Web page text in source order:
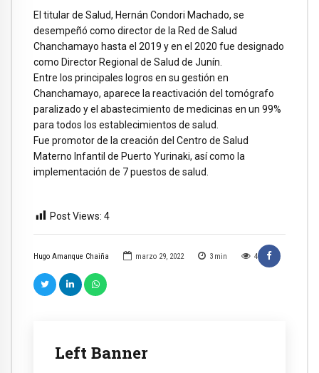
Hugo Amanque Chaiña marzo 29, 2022 3 min 4
Left Banner
El titular de Salud, Hernán Condori Machado, se
desempeñó como director de la Red de Salud
Chanchamayo hasta el 2019 y en el 2020 fue designado
como Director Regional de Salud de Junín.
Entre los principales logros en su gestión en
Chanchamayo, aparece la reactivación del tomógrafo
paralizado y el abastecimiento de medicinas en un 99%
para todos los establecimientos de salud.
Fue promotor de la creación del Centro de Salud
Materno Infantil de Puerto Yurinaki, así como la
implementación de 7 puestos de salud.
Post Views: 4